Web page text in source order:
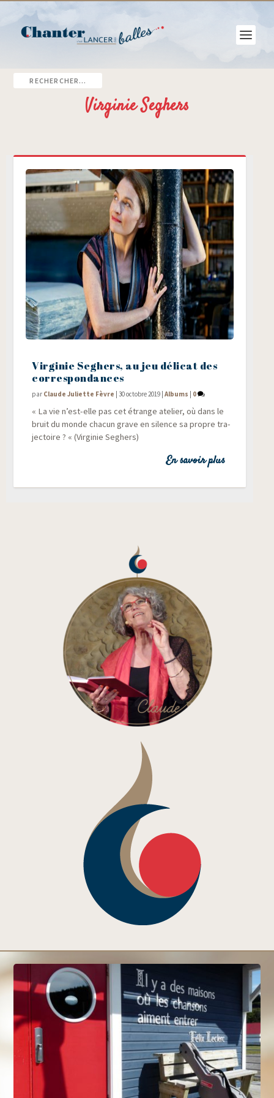
Virginie Seghers
Virginie Seghers, au jeu délicat des
correspondances
par Claude Juliette Fèvre |30 octobre 2019 |Albums | 0
« La vie n’est-elle pas cet étrange ate­lier, où dans le
bruit du monde cha­cun grave en silence sa propre tra­
jec­toire ? « (Vir­gi­nie Seghers)
En savoir plus